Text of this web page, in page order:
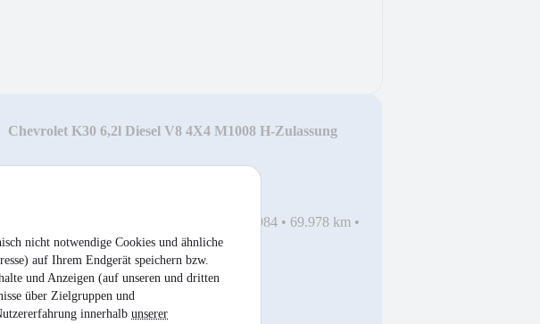
nicht notwendige Cookies und ähnliche
auf Ihrem Endgerät speichern bzw.
und Anzeigen (auf unseren und dritten
über Zielgruppen und
innerhalb unserer
Chevrolet K30 6,2l Diesel V8 4X4 M1008 H-Zulassung
15.900 €
EZ 02/1984 • 69.978 km •
114 kW (155 PS)•Diesel